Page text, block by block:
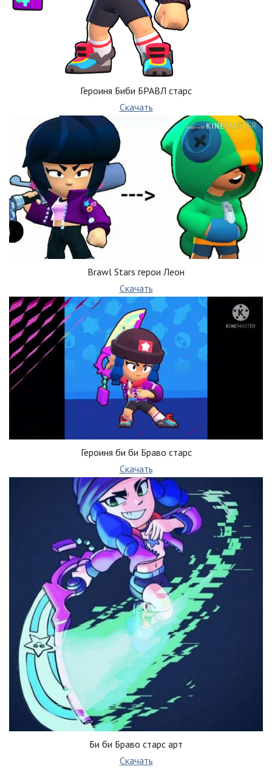
Героиня Биби БРАВЛ старс
Скачать
Brawl Stars герои Леон
Скачать
Героиня би би Браво старс
Скачать
Би би Браво старс арт
Скачать